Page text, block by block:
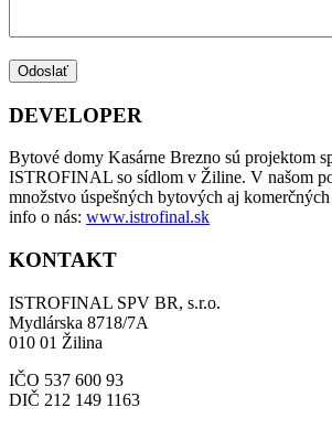
DEVELOPER
Bytové domy Kasárne Brezno sú projektom
ISTROFINAL so sídlom v Žiline. V našom
množstvo úspešných bytových aj
info o nás: www.istrofinal.sk
KONTAKT
ISTROFINAL SPV BR, s.r.o.
Mydlárska 8718/7A
010 01 Žilina
IČO 537 600 93
DIČ 212 149 1163